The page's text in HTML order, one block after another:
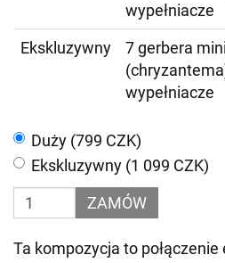
wypełniacze
Ekskluzywny
7 gerbera
wypełniacze
Duży (799 CZK)
Ekskluzywny (1 099 CZK)
ZAMÓW
Ta kompozycja to